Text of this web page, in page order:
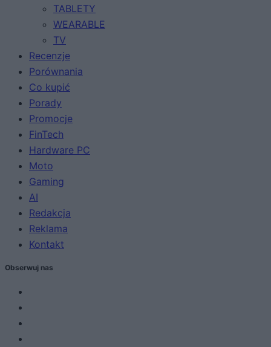
TABLETY
WEARABLE
TV
Recenzje
Porównania
Co kupić
Porady
Promocje
FinTech
Hardware PC
Moto
Gaming
AI
Redakcja
Reklama
Kontakt
Obserwuj nas